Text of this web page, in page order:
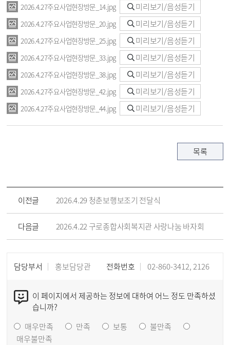
2026.4.27주요사업현장방문_14.jpg 미리보기/음성듣기
2026.4.27주요사업현장방문_20.jpg 미리보기/음성듣기
2026.4.27주요사업현장방문_25.jpg 미리보기/음성듣기
2026.4.27주요사업현장방문_33.jpg 미리보기/음성듣기
2026.4.27주요사업현장방문_38.jpg 미리보기/음성듣기
2026.4.27주요사업현장방문_42.jpg 미리보기/음성듣기
2026.4.27주요사업현장방문_44.jpg 미리보기/음성듣기
목록
이전글 2026.4.29 청춘보행보조기 전달식
다음글 2026.4.22 구로종합사회복지관 사랑나눔 바자회
담당부서 홍보담당관 전화번호 02-860-3412, 2126
이 페이지에서 제공하는 정보에 대하여 어느 정도 만족하셨
습니까?
매우만족
만족 보통
불만족
매우불만족